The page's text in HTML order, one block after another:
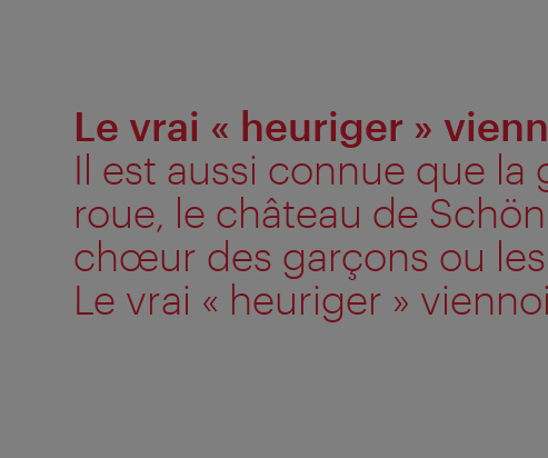
Le vrai « heuriger »
Il est aussi connue que la
roue, le château de
chœur des garçons ou les
Le vrai « heuriger »